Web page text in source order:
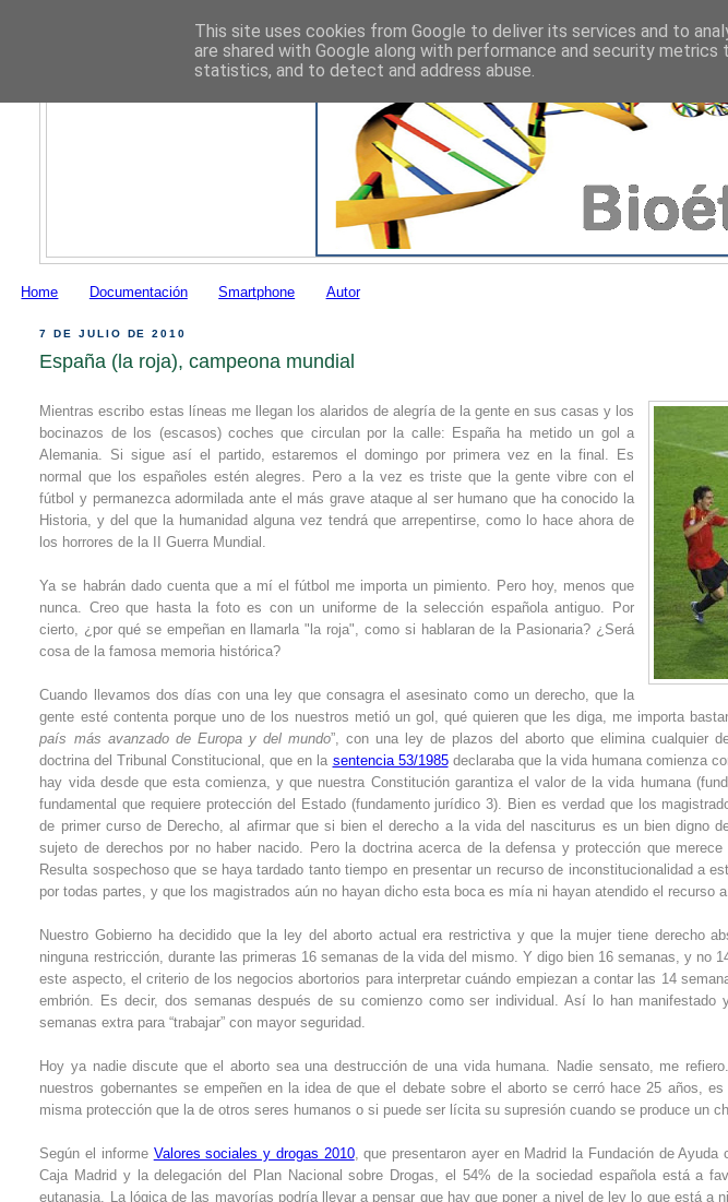
Home Documentación Smartphone Autor
7 DE JULIO DE 2010
España (la roja), campeona mundial
Mientras escribo estas líneas me llegan los alaridos de alegría de la gente en sus casas y los
bocinazos de los (escasos) coches que circulan por la calle: España ha metido un gol a
Alemania. Si sigue así el partido, estaremos el domingo por primera vez en la final. Es
normal que los españoles estén alegres. Pero a la vez es triste que la gente vibre con el
fútbol y permanezca adormilada ante el más grave ataque al ser humano que ha conocido la
Historia, y del que la humanidad alguna vez tendrá que arrepentirse, como lo hace ahora de
los horrores de la II Guerra Mundial.
Ya se habrán dado cuenta que a mí el fútbol me importa un pimiento. Pero hoy, menos que
nunca. Creo que hasta la foto es con un uniforme de la selección española antiguo. Por
cierto, ¿por qué se empeñan en llamarla "la roja", como si hablaran de la Pasionaria? ¿Será
cosa de la famosa memoria histórica?
Cuando llevamos dos días con una ley que consagra el asesinato como un derecho, que la
gente esté contenta porque uno de los nuestros metió un gol, qué quieren que les diga, me importa
país más avanzado de Europa y del mundo”, con una ley de plazos del aborto que elimina cualquier
doctrina del Tribunal Constitucional, que en la sentencia 53/1985declaraba que la vida humana comienza
hay vida desde que esta comienza, y que nuestra Constitución garantiza el valor de la vida humana
fundamental que requiere protección del Estado (fundamento jurídico 3). Bien es verdad que los
de primer curso de Derecho, al afirmar que si bien el derecho a la vida del nasciturus es un bien digno
sujeto de derechos por no haber nacido. Pero la doctrina acerca de la defensa y protección que
Resulta sospechoso que se haya tardado tanto tiempo en presentar un recurso de inconstitucionalidad a
por todas partes, y que los magistrados aún no hayan dicho esta boca es mía ni hayan atendido el recurso
Nuestro Gobierno ha decidido que la ley del aborto actual era restrictiva y que la mujer tiene derecho
ninguna restricción, durante las primeras 16 semanas de la vida del mismo. Y digo bien 16 semanas, y no
este aspecto, el criterio de los negocios abortorios para interpretar cuándo empiezan a contar las 14
embrión. Es decir, dos semanas después de su comienzo como ser individual. Así lo han manifestado
semanas extra para “trabajar” con mayor seguridad.
Hoy ya nadie discute que el aborto sea una destrucción de una vida humana. Nadie sensato, me
nuestros gobernantes se empeñen en la idea de que el debate sobre el aborto se cerró hace 25 años,
misma protección que la de otros seres humanos o si puede ser lícita su supresión cuando se produce un
Según el informe Valores sociales y drogas 2010, que presentaron ayer en Madrid la Fundación de Ayuda
Caja Madrid y la delegación del Plan Nacional sobre Drogas, el 54% de la sociedad española está a
eutanasia. La lógica de las mayorías podría llevar a pensar que hay que poner a nivel de ley lo que está a
This site uses cookies from Google to deliver its services and to
are shared with Google along with performance and security
statistics, and to detect and address abuse.